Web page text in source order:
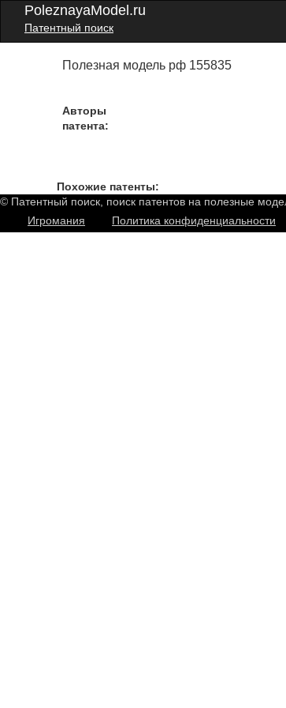
PoleznayaModel.ru
Патентный поиск
Полезная модель рф 155835
Авторы
патента:
Похожие патенты:
© Патентный поиск, поиск патентов на полезные
Игромания
Политика конфиденциальности